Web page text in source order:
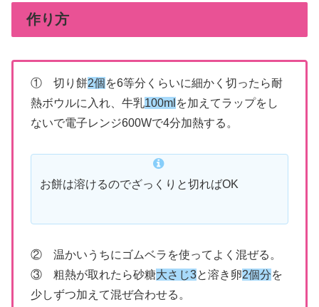
作り方
① 切り餅2個を6等分くらいに細かく切ったら耐
熱ボウルに入れ、牛乳100ml を加えてラップをし
ないで電子レンジ600Wで4分加熱する。
お餅は溶けるのでざっくりと切ればOK
② 温かいうちにゴムベラを使ってよく混ぜる。
③ 粗熱が取れたら砂糖大さじ3と溶き卵2個分を
少しずつ加えて混ぜ合わせる。